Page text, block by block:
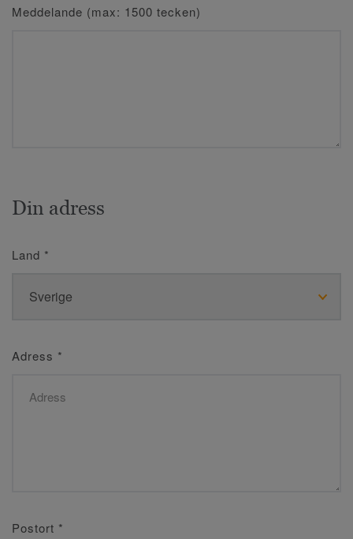
Meddelande (max: 1500 tecken)
Din adress
Land *
Adress *
Postort *